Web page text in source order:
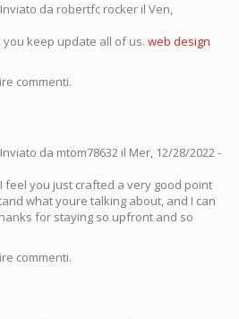
Inviato da robertfc rocker il Ven,
keep update all of us. web design
commenti.
Inviato da mtom78632 il Mer, 12/28/2022 -
feel you just crafted a very good point
what youre talking about, and I can
for staying so upfront and so
commenti.